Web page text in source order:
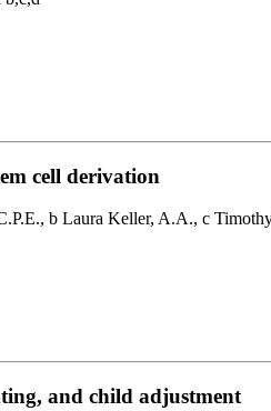
cell derivation
b Laura Keller, A.A., c
and child adjustment